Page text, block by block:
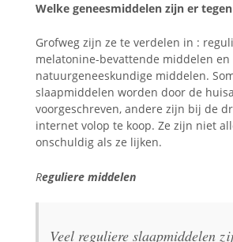
Welke geneesmiddelen zijn er
Grofweg zijn ze te verdelen in :
melatonine-bevattende middelen en
natuurgeneeskundige middelen.
slaapmiddelen worden door de
voorgeschreven, andere zijn bij de
internet volop te koop. Ze zijn niet
onschuldig als ze lijken.
Reguliere middelen
Veel reguliere slaapmiddelen